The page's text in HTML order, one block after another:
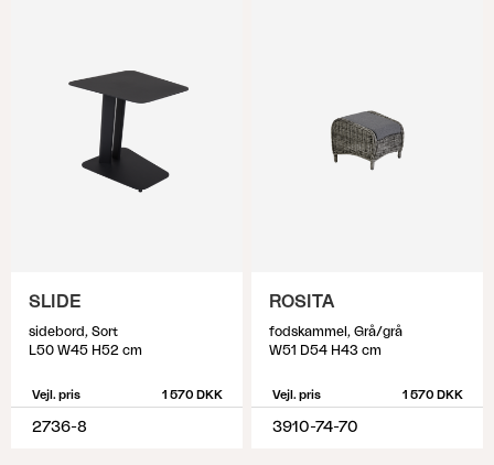
SLIDE
sidebord, Sort
L50 W45 H52 cm
Vejl. pris 1 570 DKK
2736-8
ROSITA
fodskammel, Grå/grå
W51 D54 H43 cm
Vejl. pris 1 570 DKK
3910-74-70